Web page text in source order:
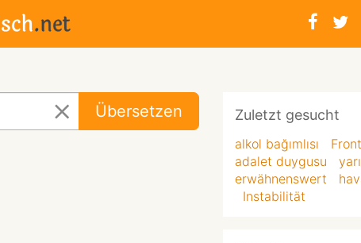
Übersetzen Zuletzt gesucht
alkol bağımlısı
adalet duygusu
erwähnenswert
Instabilität